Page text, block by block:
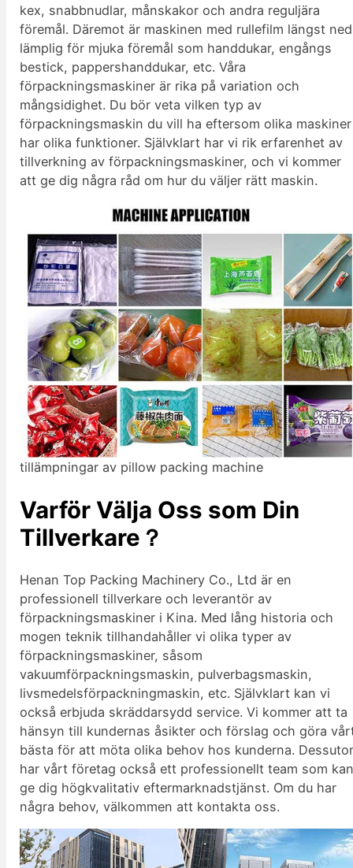
kex, snabbnudlar, månskakor och andra reguljära
föremål. Däremot är maskinen med rullefilm längst ned
lämplig för mjuka föremål som handdukar, engångs
bestick, pappershanddukar, etc. Våra
förpackningsmaskiner är rika på variation och
mångsidighet. Du bör veta vilken typ av
förpackningsmaskin du vill ha eftersom olika maskiner
har olika funktioner. Självklart har vi rik erfarenhet av
tillverkning av förpackningsmaskiner, och vi kommer
att ge dig några råd om hur du väljer rätt maskin.
tillämpningar av pillow packing machine
Varför Välja Oss som Din
Tillverkare？
Henan Top Packing Machinery Co., Ltd är en
professionell tillverkare och leverantör av
förpackningsmaskiner i Kina. Med lång historia och
mogen teknik tillhandahåller vi olika typer av
förpackningsmaskiner, såsom
vakuumförpackningsmaskin, pulverbagsmaskin,
livsmedelsförpackningmaskin, etc. Självklart kan vi
också erbjuda skräddarsydd service. Vi kommer att ta
hänsyn till kundernas åsikter och förslag och göra
bästa för att möta olika behov hos kunderna.
har vårt företag också ett professionellt team som
ge dig högkvalitativ eftermarknadstjänst. Om du har
några behov, välkommen att kontakta oss.